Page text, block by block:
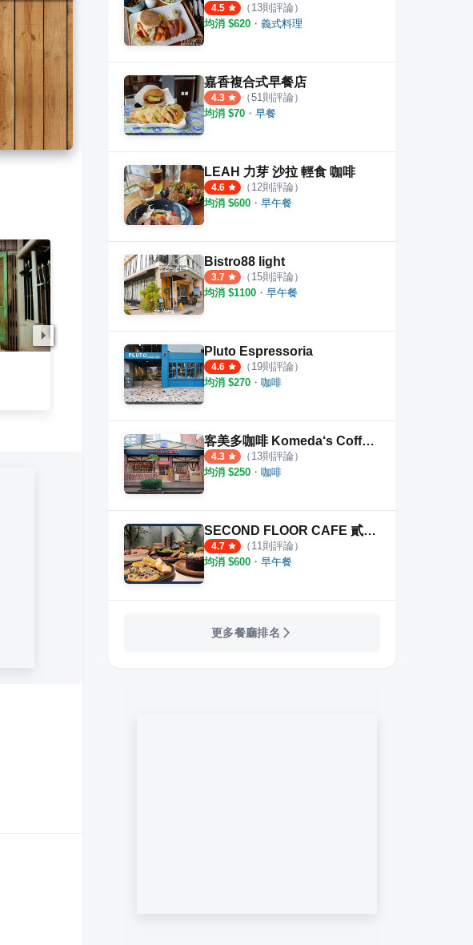
沐沐茶旅 台中公益旗艦店
15則評論
CAFE!N 硬咖啡 台中公益店
4.5 （ 13則評論）
均消 $620 ・ 義式料理
嘉香複合式早餐店
4.3 （51 則評論）
均消 $70 ・ 早餐
LEAH 力芽 沙拉 輕食 咖啡
4.6 （ 12則評論）
均消 $600 ・ 早午餐
Bistro88 light
3.7 （ 15則評論）
均消 $1100 ・ 早午餐
Pluto Espressoria
4.6 （ 19則評論）
均消 $270 ・ 咖啡
客美多咖啡 Komeda‘s Coffee 台中公益店
4.3 （ 13則評論）
均消 $250 ・ 咖啡
SECOND FLOOR CAFE 貳樓台中秀泰文心
4.7 （ 11 則評論）
均消 $600 ・ 早午餐
更多餐廳排名